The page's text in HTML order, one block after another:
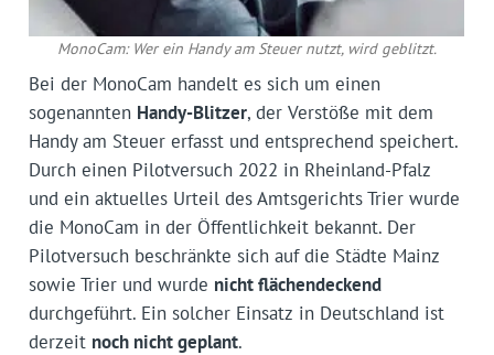
MonoCam: Wer ein Handy am Steuer nutzt, wird geblitzt.
Bei der MonoCam handelt es sich um einen
sogenannten Handy-Blitzer, der Verstöße mit dem
Handy am Steuer erfasst und entsprechend speichert.
Durch einen Pilotversuch 2022 in Rheinland-Pfalz
und ein aktuelles Urteil des Amtsgerichts Trier wurde
die MonoCam in der Öffentlichkeit bekannt. Der
Pilotversuch beschränkte sich auf die Städte Mainz
sowie Trier und wurde nicht flächendeckend
durchgeführt. Ein solcher Einsatz in Deutschland ist
derzeit noch nicht geplant.